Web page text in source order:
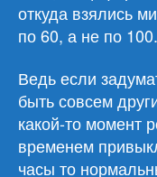
откуда взялись
по 60, а не по 100.
Ведь если
быть совсем
какой-то момент
временем
часы то